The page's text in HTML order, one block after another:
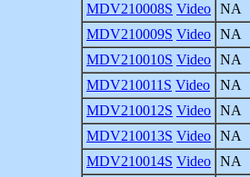
MDV210008S Video NA
MDV210009S Video NA
MDV210010S Video NA
MDV210011S Video NA
MDV210012S Video NA
MDV210013S Video NA
MDV210014S Video NA